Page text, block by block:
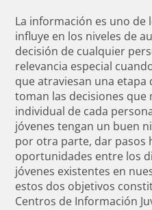
La información es uno de
influye en los niveles de
decisión de cualquier
relevancia especial
que atraviesan una etapa
toman las decisiones que
individual de cada
jóvenes tengan un buen
por otra parte, dar pasos
oportunidades entre los
jóvenes existentes en
estos dos objetivos
Centros de Información